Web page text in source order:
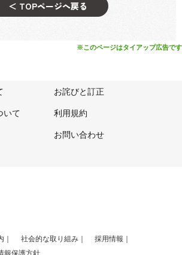
＜ TOPページへ戻る
※このページはタイアップ広告です
お詫びと訂正
いて 利用規約
お問い合わせ
社会的な取り組み
採用情報
報保護方針